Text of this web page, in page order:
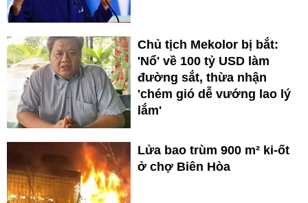
Chủ tịch Mekolor bị bắt:
'Nổ' về 100 tỷ USD làm
đường sắt, thừa nhận
'chém gió dễ vướng lao lý
lắm'
Lửa bao trùm 900 m² ki-ốt
ở chợ Biên Hòa